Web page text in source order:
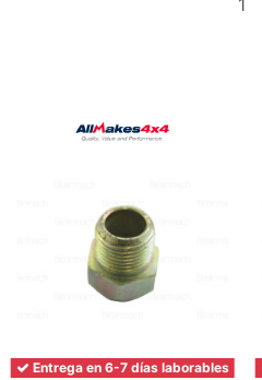
Entrega en 6-7 días laborables